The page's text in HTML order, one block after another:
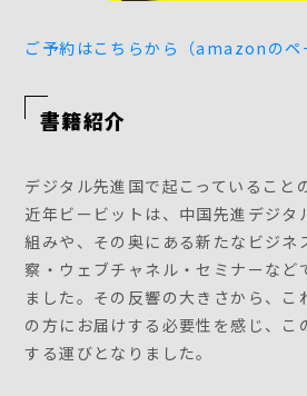
ご予約はこちらから（amazonのペ
書籍紹介
デジタル先進国で起こっていること
近年ビービットは、中国先進デジタ
組みや、その奥にある新たなビジネ
察・ウェブチャネル・セミナーなど
ました。その反響の大きさから、こ
の方にお届けする必要性を感じ、こ
する運びとなりました。